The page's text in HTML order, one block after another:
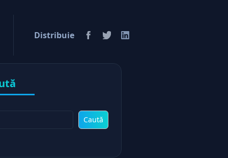
Distribuie
Caută